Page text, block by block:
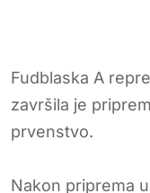
Fudblaska A
završila je
prvenstvo.
Nakon priprema